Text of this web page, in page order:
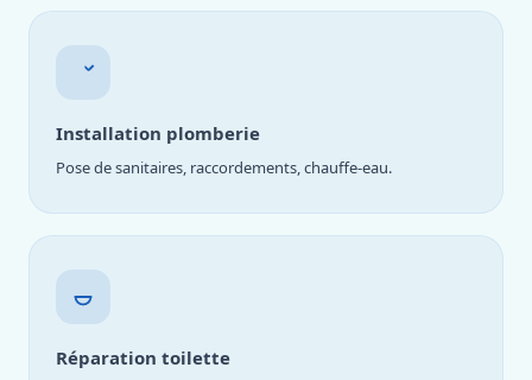
Installation plomberie
Pose de sanitaires, raccordements, chauffe-eau.
Réparation toilette